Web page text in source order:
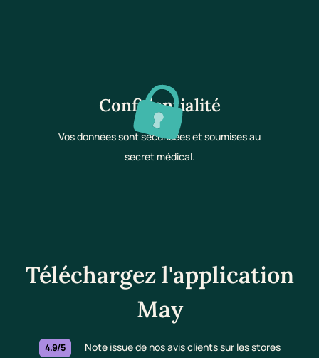
Confidentialité
Vos données sont sécurisées et soumises au
secret médical.
Téléchargez l'application
May
4.9/5 Note issue de nos avis clients sur les stores